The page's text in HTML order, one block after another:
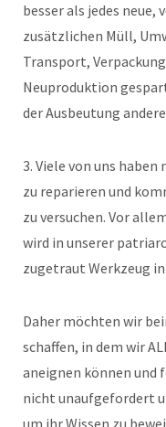
besser als jedes
zusätzlichen Müll,
Transport,
Neuproduktion
der Ausbeutung
3. Viele von uns
zu reparieren und
zu versuchen. Vor
wird in unserer
zugetraut Werkzeug
Daher möchten wir
schaffen, in dem wir
aneignen können und
nicht unaufgefordert